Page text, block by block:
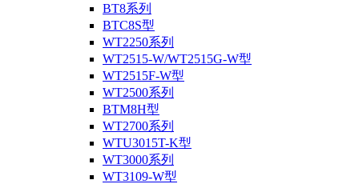
BT8系列
BTC8S型
WT2250系列
WT2515-W/WT2515G-W型
WT2515F-W型
WT2500系列
BTM8H型
WT2700系列
WTU3015T-K型
WT3000系列
WT3109-W型